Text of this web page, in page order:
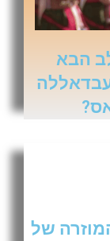
הבא
עבדאללה
של